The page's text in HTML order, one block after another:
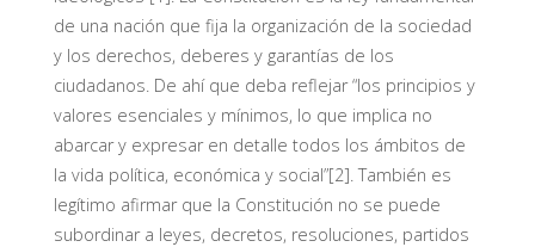
de una nación que fija la organización de la sociedad
y los derechos, deberes y garantías de los
ciudadanos. De ahí que deba reflejar “los principios y
valores esenciales y mínimos, lo que implica no
abarcar y expresar en detalle todos los ámbitos de
la vida política, económica y social”[2]. También es
legítimo afirmar que la Constitución no se puede
subordinar a leyes, decretos, resoluciones, partidos